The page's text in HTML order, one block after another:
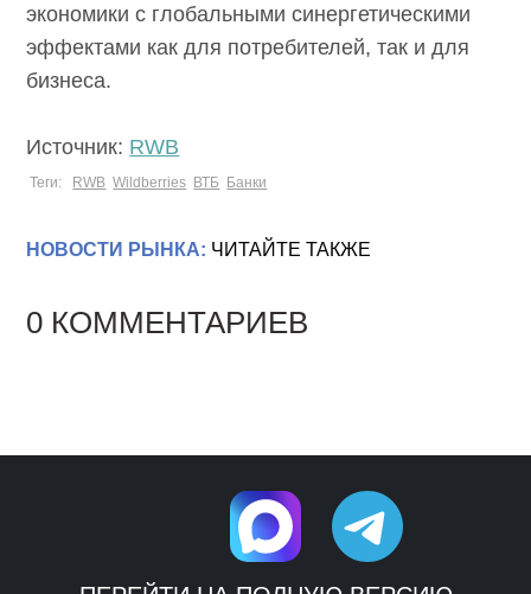
экономики с глобальными синергетическими
эффектами как для потребителей, так и для
бизнеса.
Источник: RWB
Теги: RWB Wildberries ВТБ Банки
НОВОСТИ РЫНКА: ЧИТАЙТЕ ТАКЖЕ
0 КОММЕНТАРИЕВ